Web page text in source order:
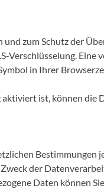
zum Schutz der
Verschlüsselung.
in Ihrer
aktiviert ist, können
der
Daten können